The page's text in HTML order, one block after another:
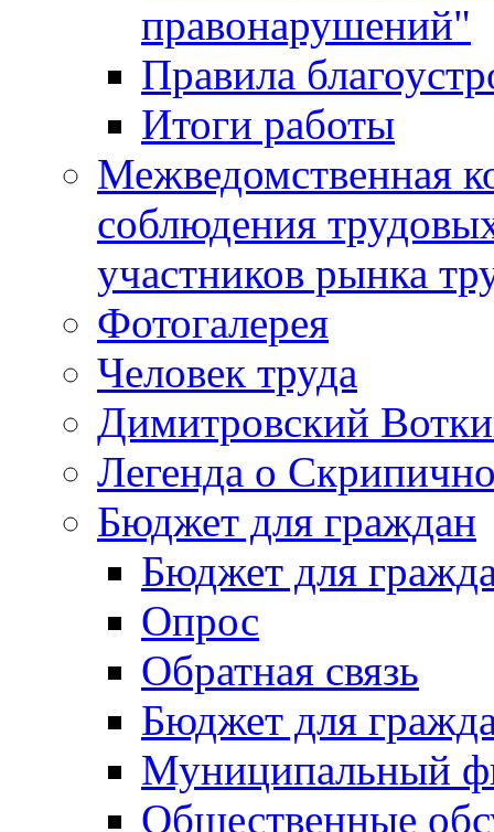
правонарушений"
Правила
Итоги работы
Межведомственная
соблюдения
участников рынка
Фотогалерея
Человек труда
Димитровский
Легенда о
Бюджет для граждан
Бюджет для
Опрос
Обратная связь
Бюджет для
Муниципальный
Общественные